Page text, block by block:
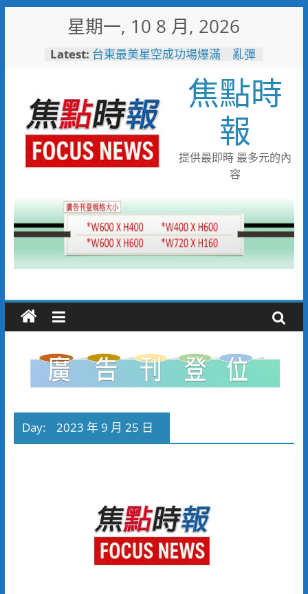
星期一, 10 8 月, 2026
Latest: 台東最美星空成功場爆滿 亂彈
看飛機看到「迷航」！7旬嬤誤
闖機場工地 小港桂陽所暖警助
返家
兩岸翰墨同心共書忠義仁勇 張
惠臣書《忠義》 林家同寫《仁
勇》 2026(丙午)海峽兩岸藝術
名家共祝關公文化節台灣八卦山
中元普渡這盒最有心！臺南集結
10款人氣農產 愛買限量開賣
一直走在前面！單月42.8萬人
次！ 中市敬老計程車隊服務人
次創新高
焦點時
報
提供最即時 最多元的內
容
Day: 2023 年 9 月 25 日